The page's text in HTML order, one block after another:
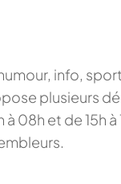
info,
plusieurs
08h et de 15h à